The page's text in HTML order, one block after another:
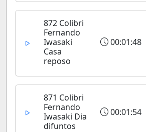
872 Colibri
Fernando
Iwasaki
Casa
reposo
00:01:48
871 Colibri
Fernando
Iwasaki Dia
difuntos
00:01:54